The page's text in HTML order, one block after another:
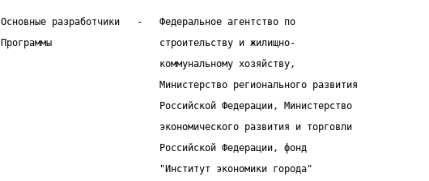
Основные разработчики   -   Федеральное агентство по
Программы                   строительству и жилищно-
                            коммунальному хозяйству,
                            Министерство регионального развития
                            Российской Федерации, Министерство
                            экономического развития и торговли
                            Российской Федерации, фонд
                            "Институт экономики города"